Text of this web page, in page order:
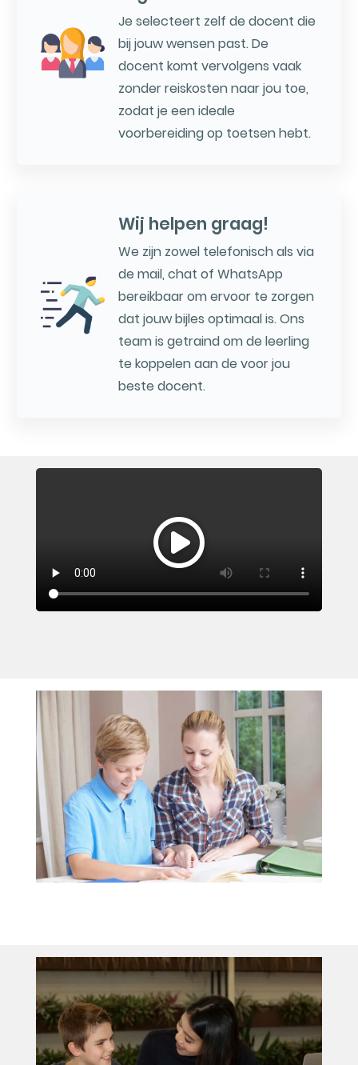
Je selecteert zelf de docent die
bij jouw wensen past. De
docent komt vervolgens vaak
zonder reiskosten naar jou toe,
zodat je een ideale
voorbereiding op toetsen hebt.
Wij helpen graag!
We zijn zowel telefonisch als via
de mail, chat of WhatsApp
bereikbaar om ervoor te zorgen
dat jouw bijles optimaal is. Ons
team is getraind om de leerling
te koppelen aan de voor jou
beste docent.